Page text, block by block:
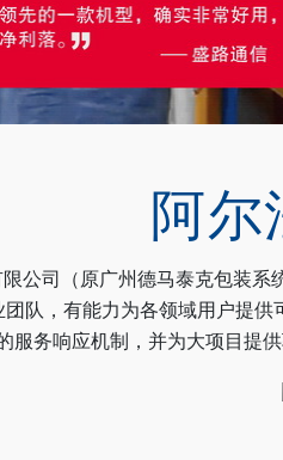
阿尔
司（原广州德马泰克包装系
队，有能力为各领域用户提
服务响应机制，并为大项目提